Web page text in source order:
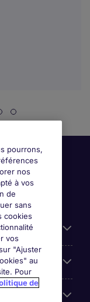
pourrons,
nos
à vos
de
sans
cookies
vos
"Ajuster
au
Pour
de